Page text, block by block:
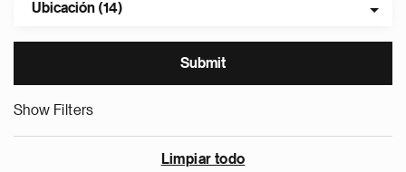
Ubicación (14)
Show Filters
Limpiar todo